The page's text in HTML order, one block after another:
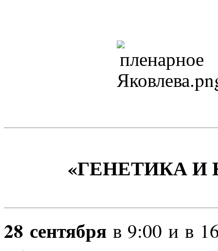
«ГЕНЕТИКА И
28 сентября в 9:00 и в